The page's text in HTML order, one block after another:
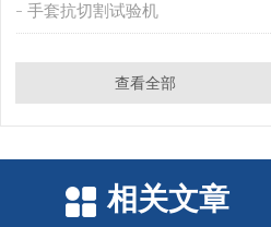
手套抗切割试验机
查看全部
相关文章